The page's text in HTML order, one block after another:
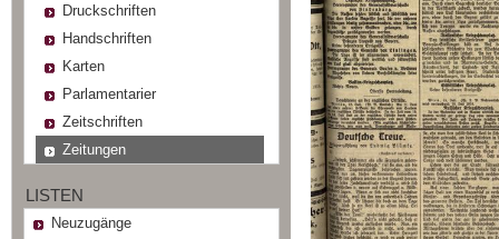
Druckschriften
Handschriften
Karten
Parlamentarier
Zeitschriften
Zeitungen
LISTEN
Neuzugänge